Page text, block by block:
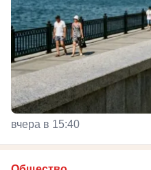
вчера в 15:40